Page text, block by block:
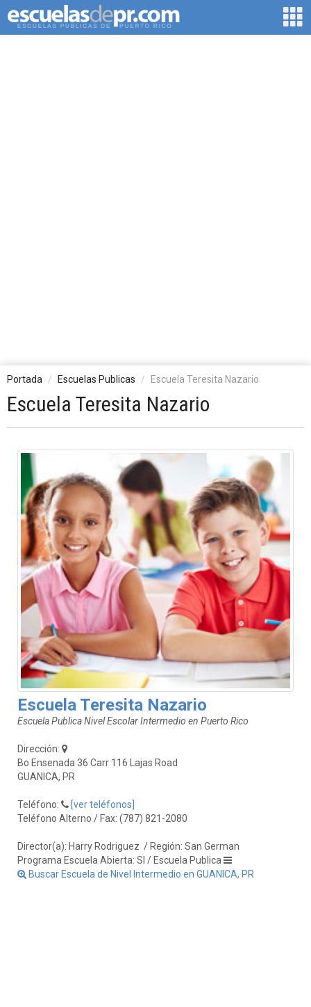
Portada Escuelas Publicas Escuela Teresita Nazario
Escuela Teresita Nazario
Escuela Teresita Nazario
Escuela Publica Nivel Escolar Intermedio en Puerto Rico
Dirección:
Bo Ensenada 36 Carr 116 Lajas Road
GUANICA, PR
Teléfono:
[ver teléfonos]
Teléfono Alterno / Fax: (787) 821-2080
Director(a): Harry Rodriguez / Región: San German
Programa Escuela Abierta: SI / Escuela Publica
Buscar Escuela de Nivel Intermedio en GUANICA, PR